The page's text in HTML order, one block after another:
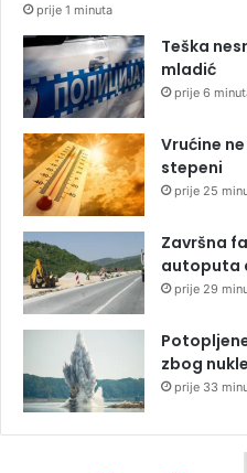
prije 1 minuta
Teška
mladić
prije 6
Vrućine
stepeni
prije 25
Završna
autoputa
prije 29
zbog
prije 33